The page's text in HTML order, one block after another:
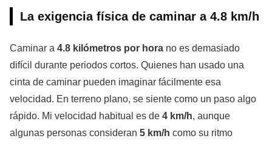
La exigencia física de caminar a 4.8 km/h
Caminar a 4.8 kilómetros por hora no es demasiado
difícil durante periodos cortos. Quienes han usado una
cinta de caminar pueden imaginar fácilmente esa
velocidad. En terreno plano, se siente como un paso algo
rápido. Mi velocidad habitual es de 4 km/h, aunque
algunas personas consideran 5 km/h como su ritmo